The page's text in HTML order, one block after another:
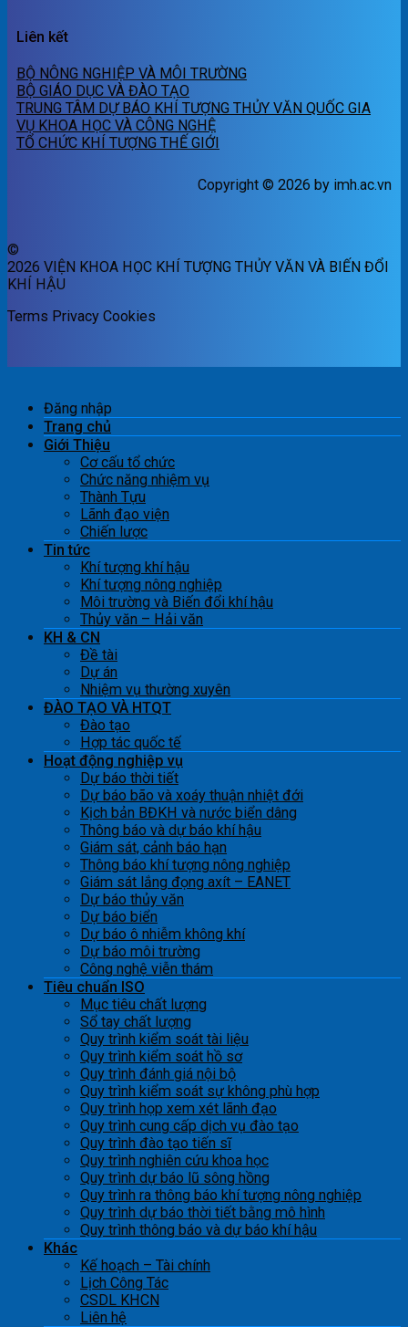
Liên kết
BỘ NÔNG NGHIỆP VÀ MÔI TRƯỜNG
BỘ GIÁO DỤC VÀ ĐÀO TẠO
TRUNG TÂM DỰ BÁO KHÍ TƯỢNG THỦY VĂN QUỐC GIA
VỤ KHOA HỌC VÀ CÔNG NGHỆ
TỔ CHỨC KHÍ TƯỢNG THẾ GIỚI
Copyright © 2026 by imh.ac.vn
©
2026 VIỆN KHOA HỌC KHÍ TƯỢNG THỦY VĂN VÀ BIẾN ĐỔI
KHÍ HẬU
Terms Privacy Cookies
Đăng nhập
Trang chủ
Giới Thiệu
Cơ cấu tổ chức
Chức năng nhiệm vụ
Thành Tựu
Lãnh đạo viện
Chiến lược
Tin tức
Khí tượng khí hậu
Khí tượng nông nghiệp
Môi trường và Biến đổi khí hậu
Thủy văn – Hải văn
KH & CN
Đề tài
Dự án
Nhiệm vụ thường xuyên
ĐÀO TẠO VÀ HTQT
Đào tạo
Hợp tác quốc tế
Hoạt động nghiệp vụ
Dự báo thời tiết
Dự báo bão và xoáy thuận nhiệt đới
Kịch bản BĐKH và nước biển dâng
Thông báo và dự báo khí hậu
Giám sát, cảnh báo hạn
Thông báo khí tượng nông nghiệp
Giám sát lắng đọng axít – EANET
Dự báo thủy văn
Dự báo biển
Dự báo ô nhiễm không khí
Dự báo môi trường
Công nghệ viễn thám
Tiêu chuẩn ISO
Mục tiêu chất lượng
Sổ tay chất lượng
Quy trình kiểm soát tài liệu
Quy trình kiểm soát hồ sơ
Quy trình đánh giá nội bộ
Quy trình kiểm soát sự không phù hợp
Quy trình họp xem xét lãnh đạo
Quy trình cung cấp dịch vụ đào tạo
Quy trình đào tạo tiến sĩ
Quy trình nghiên cứu khoa học
Quy trình dự báo lũ sông hồng
Quy trình ra thông báo khí tượng nông nghiệp
Quy trình dự báo thời tiết bằng mô hình
Quy trình thông báo và dự báo khí hậu
Khác
Kế hoạch – Tài chính
Lịch Công Tác
CSDL KHCN
Liên hệ